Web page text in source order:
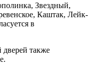
Звездный,
Каштак, Лейк-
в
также